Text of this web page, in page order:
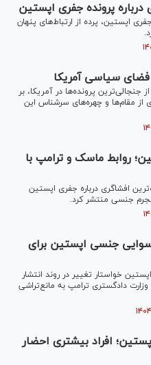
پرونده جفری اپستین
اپستین، پرده از ارتباط‌های پنهان
سیاسی آمریکا
جنجالی‌ترین پرونده‌ها در آمریکا، بر
از مقام‌ها و چهره‌های سرشناس این
روابط ماسک و ترامپ با
افشاگری درباره جفری اپستین
مجرم جنسی منتشر کرد.
جنسی اپستین برای
خواستار تغییر در روند انتشار
دادگستری ترامپ به مانع‌تراشی
افراد بیشتری احضار